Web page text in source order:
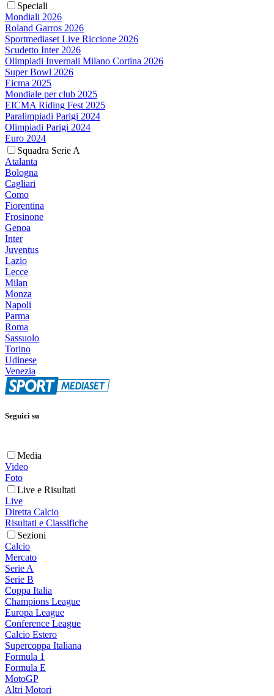
Speciali
Mondiali 2026
Roland Garros 2026
Sportmediaset Live Riccione 2026
Scudetto Inter 2026
Olimpiadi Invernali Milano Cortina 2026
Super Bowl 2026
Eicma 2025
Mondiale per club 2025
EICMA Riding Fest 2025
Paralimpiadi Parigi 2024
Olimpiadi Parigi 2024
Euro 2024
Squadra Serie A
Atalanta
Bologna
Cagliari
Como
Fiorentina
Frosinone
Genoa
Inter
Juventus
Lazio
Lecce
Milan
Monza
Napoli
Parma
Roma
Sassuolo
Torino
Udinese
Venezia
Seguici su
Media
Video
Foto
Live e Risultati
Live
Diretta Calcio
Risultati e Classifiche
Sezioni
Calcio
Mercato
Serie A
Serie B
Coppa Italia
Champions League
Europa League
Conference League
Calcio Estero
Supercoppa Italiana
Formula 1
Formula E
MotoGP
Altri Motori